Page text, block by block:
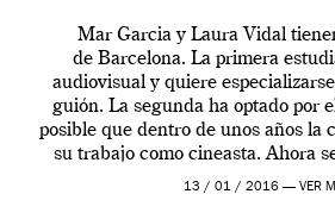
Mar Garcia y Laura Vidal
de Barcelona. La primera
audiovisual y quiere
guión. La segunda ha optado por
posible que dentro de unos años la
su trabajo como cineasta. Ahora
contarnos una
13 / 01 / 2016 — VER